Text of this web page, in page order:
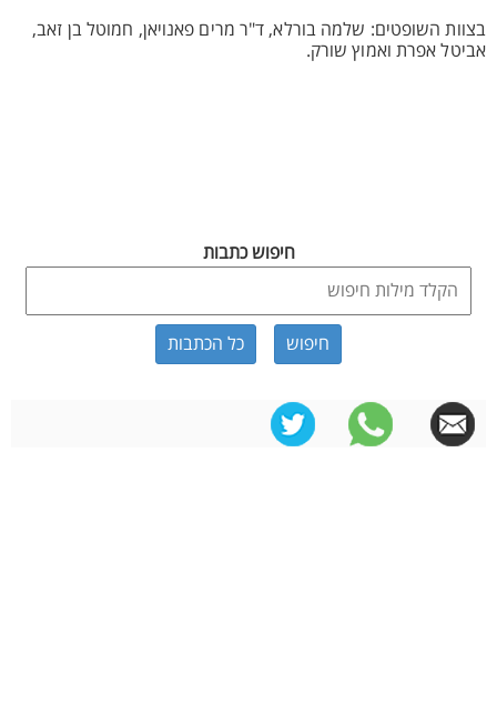
בצוות השופטים: שלמה בורלא, ד"ר מרים פאנויאן, חמוטל בן זאב,
אביטל אפרת ואמוץ שורק.
חיפוש כתבות
כל הכתבות